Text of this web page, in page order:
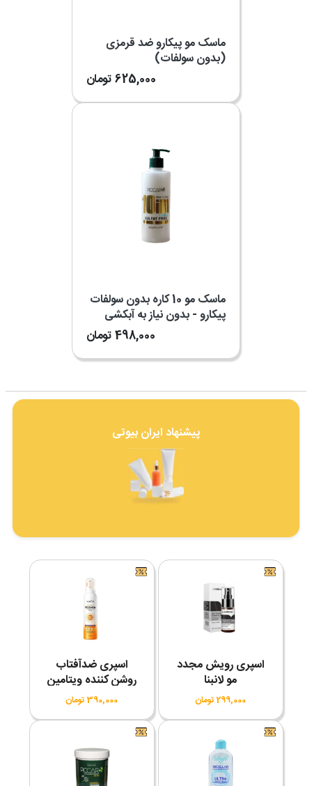
ماسک مو پیکارو ضد قرمزی
(بدون سولفات)
625,000تومان
ماسک مو 10 کاره بدون سولفات
پیکارو - بدون نیاز به آبکشی
498,000تومان
پیشنهاد ایران بیوتی
اسپری رویش مجدد
مو لانبنا
299,000 تومان
اسپری ضدآفتاب
روشن کننده ویتامین
390,000 تومان